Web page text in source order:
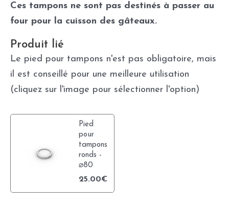
Ces tampons ne sont pas destinés à passer au
four pour la cuisson des gâteaux.
Produit lié
Le pied pour tampons n'est pas obligatoire, mais
il est conseillé pour une meilleure utilisation
(cliquez sur l'image pour sélectionner l'option)
Pied
pour
tampons
ronds -
⌀80
25.00€